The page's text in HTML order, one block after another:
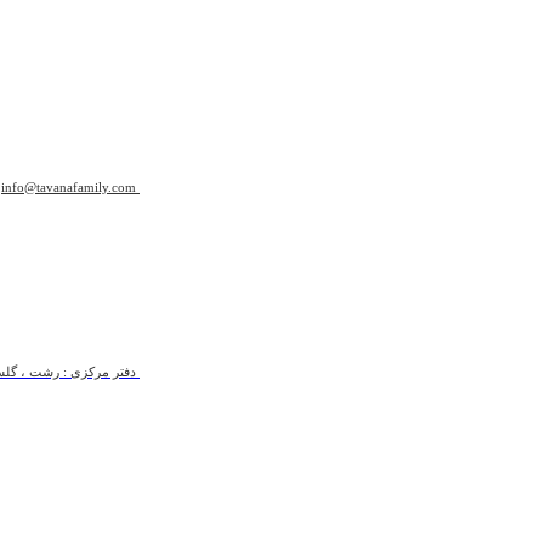
دفتر مرکزی : رشت ،